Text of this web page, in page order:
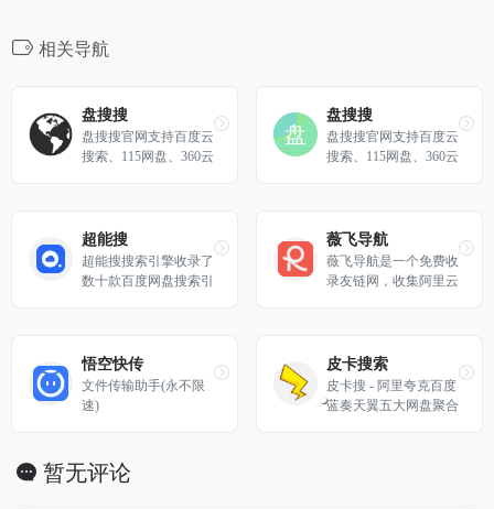
相关导航
盘搜搜
盘搜搜官网支持百度云
搜索、115网盘、360云
搜索神器。
盘搜搜
盘搜搜官网支持百度云
搜索、115网盘、360云
搜索神器。
超能搜
超能搜搜索引擎收录了
数十款百度网盘搜索引
资源搜索引擎。提供影
视、书籍、软件等资源
推荐以及整合信息，让
薇飞导航
薇飞导航是一个免费收
录友链网，收集阿里云
客、论坛等多种网址大
全的网站。
悟空快传
文件传输助手(永不限
速)
皮卡搜索
皮卡搜 - 阿里夸克百度
蓝奏天翼五大网盘聚合
暂无评论